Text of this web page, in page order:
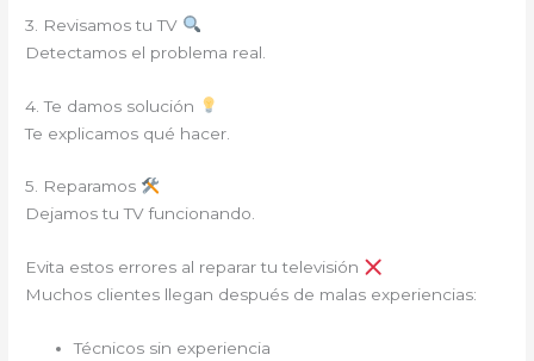
3. Revisamos tu TV
Detectamos el problema real.
4. Te damos solución
Te explicamos qué hacer.
5. Reparamos
Dejamos tu TV funcionando.
Evita estos errores al reparar tu televisión
Muchos clientes llegan después de malas experiencias:
Técnicos sin experiencia